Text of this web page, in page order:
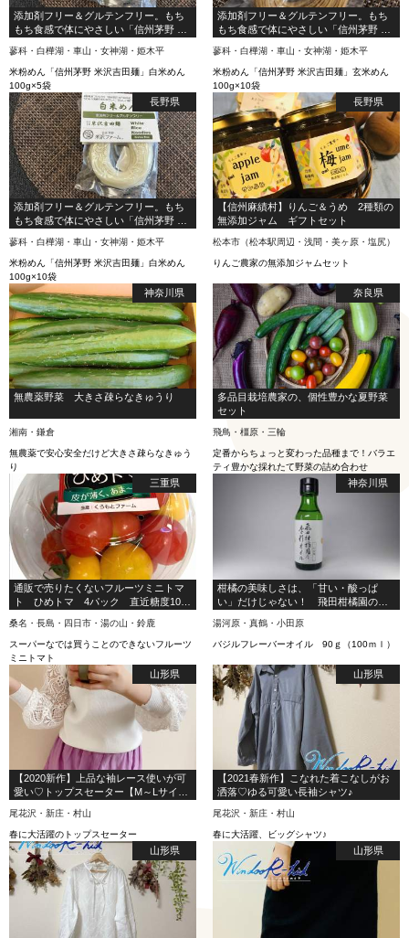
添加剤フリー＆グルテンフリー。もち
もち食感で体にやさしい「信州茅野 米
100g×5袋
蓼科・白樺湖・車山・女神湖・姫木平
米粉めん「信州茅野 米沢吉田麺」白米めん
100g×5袋
添加剤フリー＆グルテンフリー。もち
もち食感で体にやさしい「信州茅野 米
100g×10袋
蓼科・白樺湖・車山・女神湖・姫木平
米粉めん「信州茅野 米沢吉田麺」玄米めん
100g×10袋
長野県
添加剤フリー＆グルテンフリー。もち
もち食感で体にやさしい「信州茅野 米
100g×10袋
蓼科・白樺湖・車山・女神湖・姫木平
米粉めん「信州茅野 米沢吉田麺」白米めん
100g×10袋
長野県
【信州麻績村】りんご＆うめ 2種類の
無添加ジャム ギフトセット
松本市（松本駅周辺・浅間・美ヶ原・塩尻）
りんご農家の無添加ジャムセット
神奈川県
無農薬野菜 大きさ疎らなきゅうり
湘南・鎌倉
無農薬で安心安全だけど大きさ疎らなきゅう
り
奈良県
多品目栽培農家の、個性豊かな夏野菜
セット
飛鳥・橿原・三輪
定番からちょっと変わった品種まで！バラエ
ティ豊かな採れたて野菜の詰め合わせ
三重県
通販で売りたくないフルーツミニトマ
ト ひめトマ 4パック 直近糖度10度
け限定販売】 人気No.1
桑名・長島・四日市・湯の山・鈴鹿
スーパーなでは買うことのできないフルーツ
ミニトマト
神奈川県
柑橘の美味しさは、「甘い・酸っぱ
い」だけじゃない！ 飛田柑橘園の季
ル
湯河原・真鶴・小田原
バジルフレーバーオイル 90ｇ（100ｍｌ）
山形県
【2020新作】上品な袖レース使いが可
愛い♡トップスセーター【M～Lサイ
ズ】
尾花沢・新庄・村山
春に大活躍のトップスセーター
山形県
【2021春新作】こなれた着こなしがお
洒落♡ゆる可愛い長袖シャツ♪
尾花沢・新庄・村山
春に大活躍、ビッグシャツ♪
山形県 山形県